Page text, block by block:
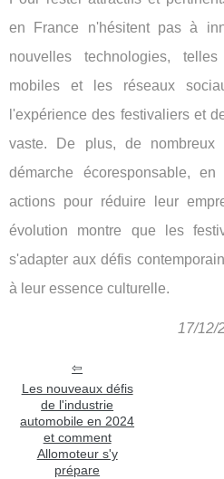
en France n'hésitent pas à
nouvelles technologies,
mobiles et les réseaux
l'expérience des festivaliers et
vaste. De plus, de nombreux
démarche écoresponsable,
actions pour réduire leur
évolution montre que les
s'adapter aux défis
à leur essence culturelle.
17/12/
Les nouveaux défis
de l'industrie
automobile en 2024
et comment
Allomoteur s'y
prépare